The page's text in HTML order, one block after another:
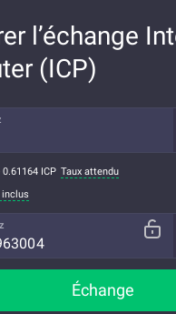
l’échange
(ICP)
ICP Taux attendu
Échange